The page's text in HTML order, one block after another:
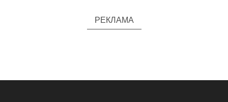
РЕКЛАМА